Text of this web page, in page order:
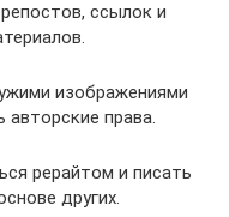
ссылок и
изображениями
права.
рерайтом и писать
других.